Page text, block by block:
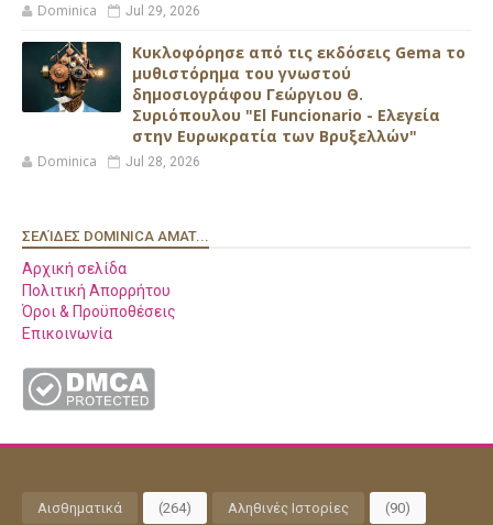
Dominica Jul 29, 2026
Κυκλοφόρησε από τις εκδόσεις Gema το
μυθιστόρημα του γνωστού
δημοσιογράφου Γεώργιου Θ.
Συριόπουλου "El Funcionario - Ελεγεία
στην Ευρωκρατία των Βρυξελλών"
Dominica Jul 28, 2026
ΣΕΛΊΔΕΣ DOMINICA AMAT...
Αρχική σελίδα
Πολιτική Απορρήτου
Όροι & Προϋποθέσεις
Επικοινωνία
Αισθηματικά (264) Αληθινές Ιστορίες (90)